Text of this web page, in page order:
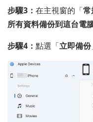
步驟3： 在主視窗的「常
所有資料備份到這台電
步驟4： 點選「立即備份